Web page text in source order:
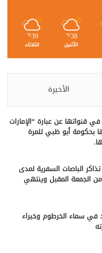
38
℃
الأثنين
39
℃
الثلاثاء
الأخيرة
قنواتها عن عبارة “الإمارات
بحكومة أبو ظبي للمرة
تذاكر الباصات السفرية لمدى
الجمعة المقبل وينتهي
في سماء الخرطوم وخبراء